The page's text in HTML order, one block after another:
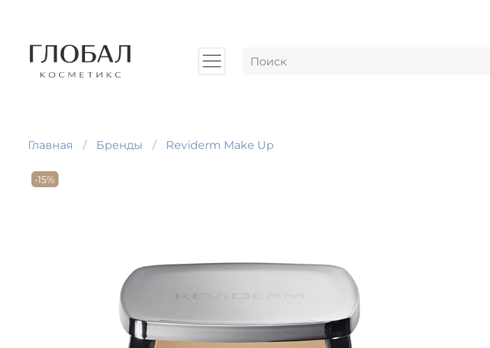
Главная Бренды Reviderm Make Up
-15%